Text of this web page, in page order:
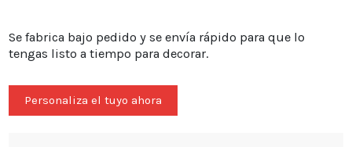
Se fabrica bajo pedido y se envía rápido para que lo
tengas listo a tiempo para decorar.
Personaliza el tuyo ahora